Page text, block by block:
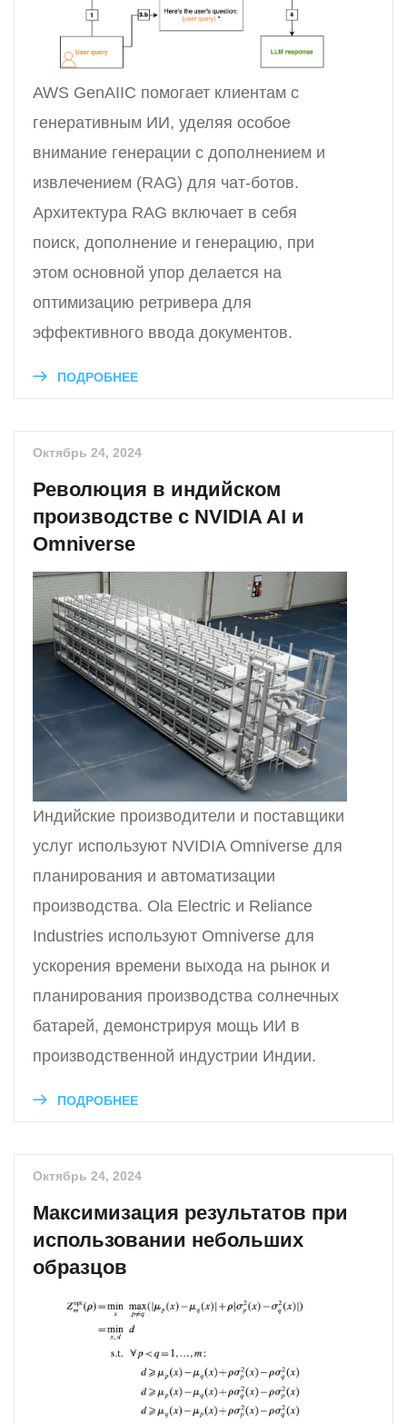
AWS GenAIIC помогает клиентам с
генеративным ИИ, уделяя особое
внимание генерации с дополнением и
извлечением (RAG) для чат-ботов.
Архитектура RAG включает в себя
поиск, дополнение и генерацию, при
этом основной упор делается на
оптимизацию ретривера для
эффективного ввода документов.
ПОДРОБНЕЕ
Октябрь 24, 2024
Революция в индийском
производстве с NVIDIA AI и
Omniverse
Индийские производители и поставщики
услуг используют NVIDIA Omniverse для
планирования и автоматизации
производства. Ola Electric и Reliance
Industries используют Omniverse для
ускорения времени выхода на рынок и
планирования производства солнечных
батарей, демонстрируя мощь ИИ в
производственной индустрии Индии.
ПОДРОБНЕЕ
Октябрь 24, 2024
Максимизация результатов при
использовании небольших
образцов